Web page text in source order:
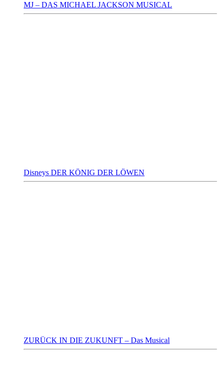
MJ – DAS MICHAEL JACKSON MUSICAL
Disneys DER KÖNIG DER LÖWEN
ZURÜCK IN DIE ZUKUNFT – Das Musical